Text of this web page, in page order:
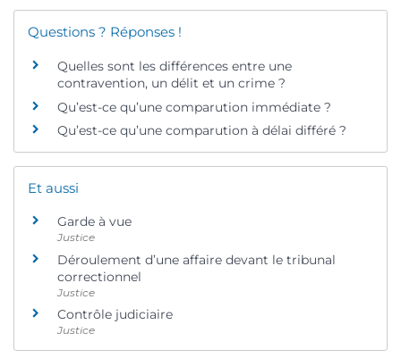
Questions ? Réponses !
Quelles sont les différences entre une
contravention, un délit et un crime ?
Qu’est-ce qu’une comparution immédiate ?
Qu’est-ce qu’une comparution à délai différé ?
Et aussi
Garde à vue
Justice
Déroulement d’une affaire devant le tribunal
correctionnel
Justice
Contrôle judiciaire
Justice